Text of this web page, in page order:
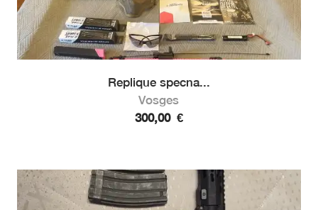
Replique specna...
Vosges
300,00 €